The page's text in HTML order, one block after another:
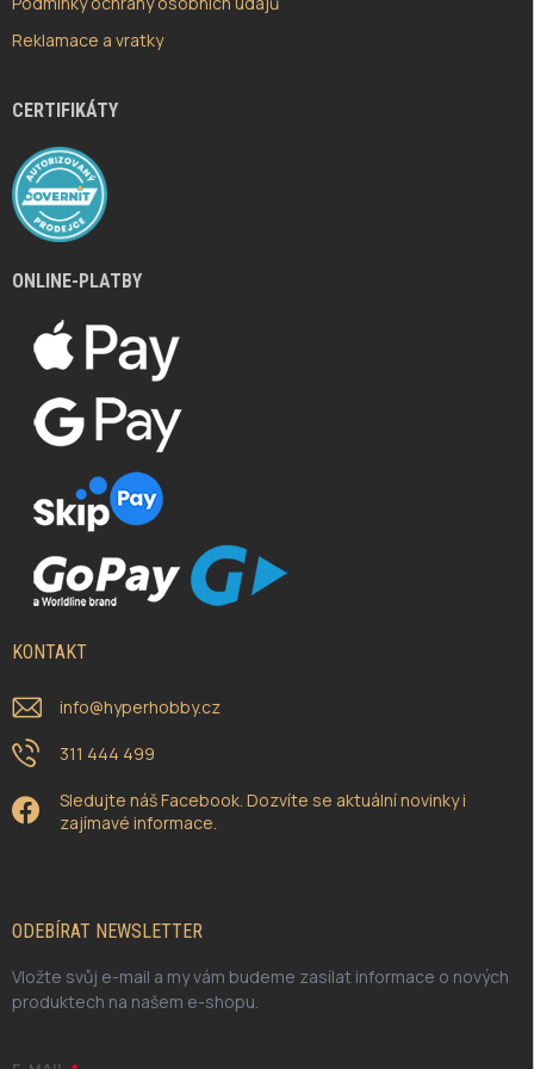
Reklamace a vratky
CERTIFIKÁTY
ONLINE-PLATBY
KONTAKT
info@hyperhobby.cz
311 444 499
Sledujte náš Facebook. Dozvíte se aktuální novinky i
zajímavé informace.
ODEBÍRAT NEWSLETTER
Vložte svůj e-mail a my vám budeme zasílat informace o nových
produktech na našem e-shopu.